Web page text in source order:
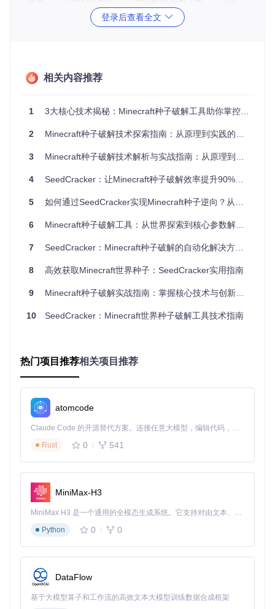
（易出错）
差率<0.1%）
单一结构暴力
多维度数据交叉验
破解
率
关键知识点：SeedCracker的核心优势在于将"被动等待数
块实时管理破解进度，结合finder目录下的20+结构查找器，实
证"的三阶流程，每个阶段由独立模块协同工作，形成高效闭
当玩家探索世界时，finder模块中的各类结构查找器（如Deser
tPyramidFinder.java、EndCityFinder.java）会自动识别关键
结构。以地牢查找为例，DungeonFinder.java通过检测刷怪笼
坐标与周围生物群系特征，将数据实时传输至cracker/DataSto
rage.java进行存储。此阶段类似"生物学家采集标本"，工具会
a解析的末地柱坐标形成交叉验证，如同"拼图游戏"中不同形状
的拼块相互咬合，快速缩小种子范围。
直接获取。
关键知识点：整个流程中，ProgressListener.java模块扮演"进
过90%时会自动触发最终验证。
实战指南：从安装到破解的三步进阶
准备阶段：3分钟环境配置
获取项目源码
登录后查看全文
相关内容推荐
1 3大核心技术揭秘：Minecraft种子破解工具助你掌控无限世界
2 Minecraft种子破解技术探索指南：从原理到实践的完整路径
3 Minecraft种子破解技术解析与实战指南：从原理到应用的完整路径
4 SeedCracker：让Minecraft种子破解效率提升90%的高效工具
5 如何通过SeedCracker实现Minecraft种子逆向？从原理到实战的完整指南
6 Minecraft种子破解工具：从世界探索到核心参数解析的完整指南
7 SeedCracker：Minecraft种子破解的自动化解决方案 | 玩家与开发者必备工具
8 高效获取Minecraft世界种子：SeedCracker实用指南
9 Minecraft种子破解实战指南：掌握核心技术与创新应用
10 SeedCracker：Minecraft世界种子破解工具技术指南
热门项目推荐相关项目推荐
atomcode
Claude Code 的开源替代方案。连接任意大模型，编辑代码，运行命令，自动验证 — 全自动执行。用 Rust 构建，极致性能。 ｜ An open-source alternative to Claude Code. Connect any LLM, edit code, run commands, and verify changes — autonomously. Built in Rust for speed. Get Started
Rust
0 541
MiniMax-H3
MiniMax H3 是一个通用的全模态生成系统。它支持对由文本、图像、视频和音频组成的多模态上下文进行统一理解，并能生成分辨率高达 2K、时长可达 15 秒的带原生立体声音频的视频。得益于面向任务泛化的系统设计，H3 在预训练阶段就已具备广泛的多模态上下文理解与生成能力，能够出色地执行复杂的多模态指令。
Python
0 0
DataFlow
基于大模型算子和工作流的高效文本大模型训练数据合成框架